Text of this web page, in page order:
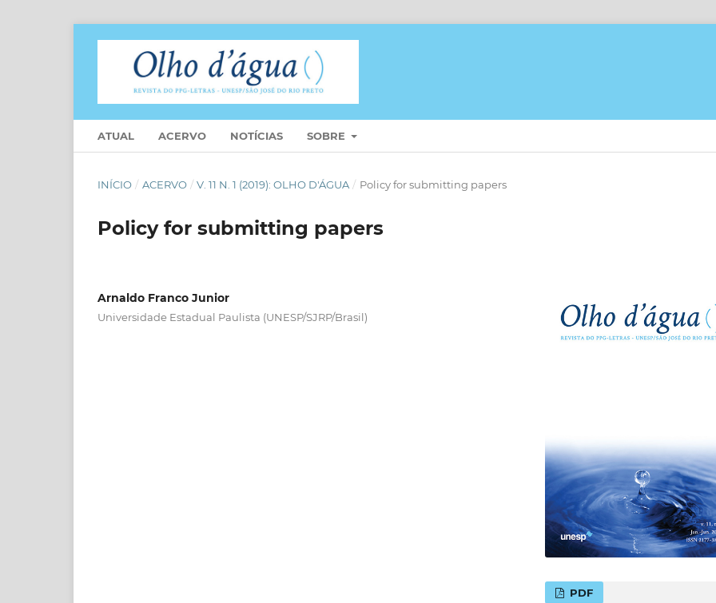
ATUAL ACERVO NOTÍCIAS SOBRE
INÍCIO / ACERVO / V. 11 N. 1 (2019): OLHO D'ÁGUA / Policy for submitting papers
Policy for submitting papers
Arnaldo Franco Junior
Universidade Estadual Paulista (UNESP/SJRP/Brasil)
PDF